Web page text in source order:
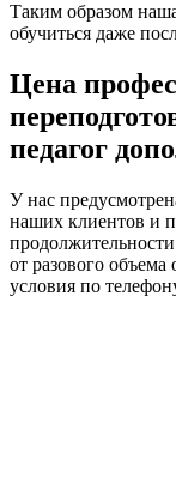
Таким образом
обучиться даже
Цена
педагог
У нас
наших клиентов и
от разового
условия по